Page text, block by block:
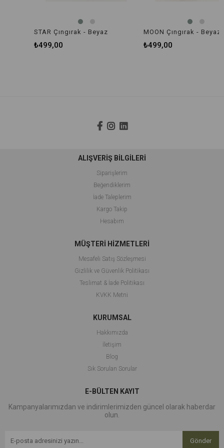
STAR Çıngırak - Beyaz
₺499,00
MOON Çıngırak - Beyaz
₺499,00
ALIŞVERİŞ BİLGİLERİ
Siparişlerim
Beğendiklerim
İade Taleplerim
Kargo Takip
Hesabım
MÜŞTERİ HİZMETLERİ
Mesafeli Satış Sözleşmesi
Gizlilik ve Güvenlik Politikası
Teslimat & İade Politikası
KVKK Metni
KURUMSAL
Hakkımızda
İletişim
Blog
Sık Sorulan Sorular
E-BÜLTEN KAYIT
Kampanyalarımızdan ve indirimlerimizden güncel olarak haberdar
olun.
Gönder